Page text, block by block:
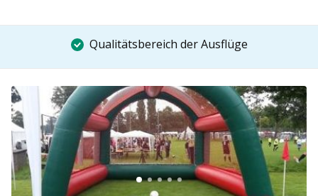
Qualitätsbereich der Ausflüge